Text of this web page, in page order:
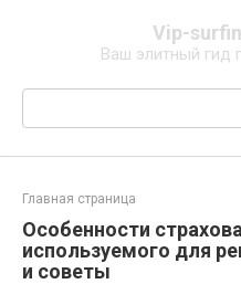
Vip-
Ваш элитный гид
Поиск:
Главная страница
Особенности
используемого для
и советы